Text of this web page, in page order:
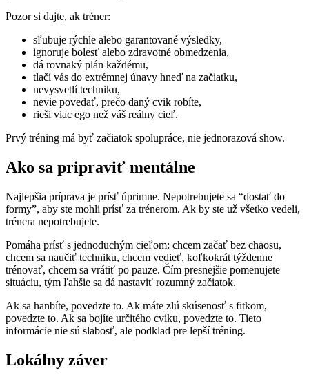
Pozor si dajte, ak tréner:
sľubuje rýchle alebo garantované výsledky,
ignoruje bolesť alebo zdravotné obmedzenia,
dá rovnaký plán každému,
tlačí vás do extrémnej únavy hneď na začiatku,
nevysvetlí techniku,
nevie povedať, prečo daný cvik robíte,
rieši viac ego než váš reálny cieľ.
Prvý tréning má byť začiatok spolupráce, nie jednorazová show.
Ako sa pripraviť mentálne
Najlepšia príprava je prísť úprimne. Nepotrebujete sa “dostať do
formy”, aby ste mohli prísť za trénerom. Ak by ste už všetko vedeli,
trénera nepotrebujete.
Pomáha prísť s jednoduchým cieľom: chcem začať bez chaosu,
chcem sa naučiť techniku, chcem vedieť, koľkokrát týždenne
trénovať, chcem sa vrátiť po pauze. Čím presnejšie pomenujete
situáciu, tým ľahšie sa dá nastaviť rozumný začiatok.
Ak sa hanbíte, povedzte to. Ak máte zlú skúsenosť s fitkom,
povedzte to. Ak sa bojíte určitého cviku, povedzte to. Tieto
informácie nie sú slabosť, ale podklad pre lepší tréning.
Lokálny záver